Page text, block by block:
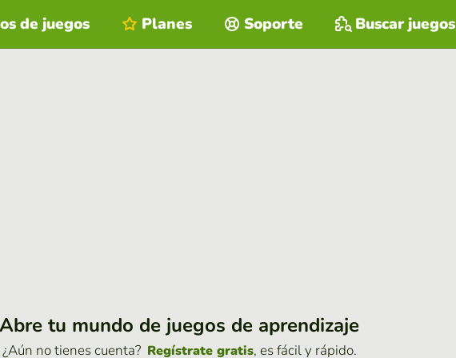
de juegos Planes Soporte Buscar juegos
Abre tu mundo de juegos de aprendizaje
¿Aún no tienes cuenta? Regístrate gratis, es fácil y rápido.